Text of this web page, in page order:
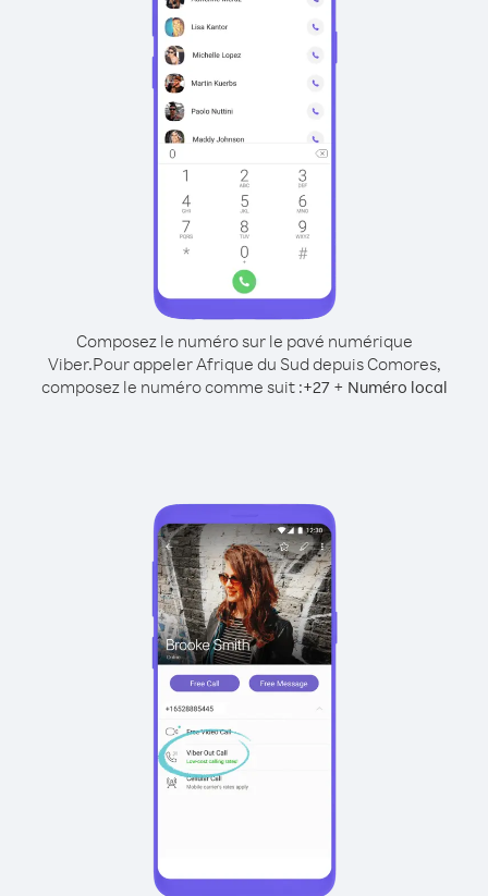
Composez le numéro sur le pavé numérique
Viber.Pour appeler Afrique du Sud depuis Comores,
composez le numéro comme suit :+27+ Numéro local